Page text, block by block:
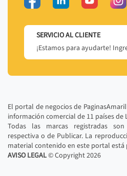
SERVICIO AL CLIENTE
¡Estamos para ayudarte!
El portal de negocios de
información comercial de 11 países de
Todas las marcas registradas
respectiva o de Publicar. La
material contenido en este portal
AVISO LEGAL© Copyright2026